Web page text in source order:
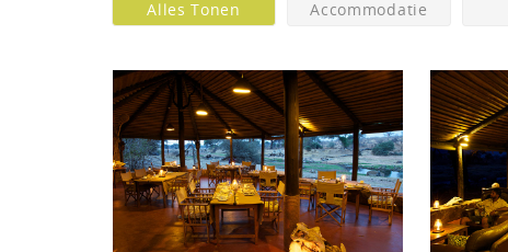
Alles Tonen Accommodatie